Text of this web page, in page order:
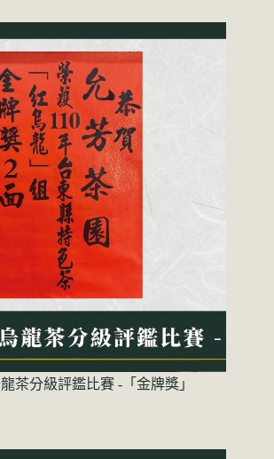
茶分級評鑑比賽 -「金牌獎」